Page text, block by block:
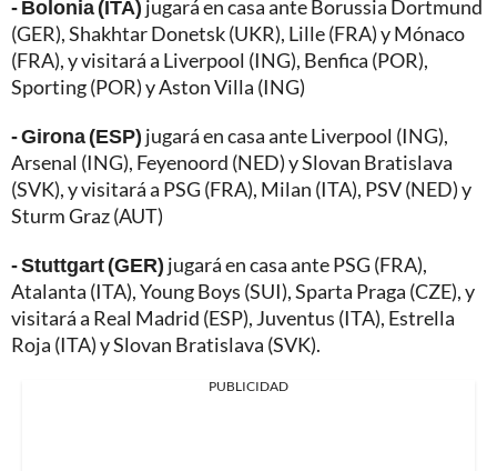
- Bolonia (ITA) jugará en casa ante Borussia Dortmund
(GER), Shakhtar Donetsk (UKR), Lille (FRA) y Mónaco
(FRA), y visitará a Liverpool (ING), Benfica (POR),
Sporting (POR) y Aston Villa (ING)
- Girona (ESP) jugará en casa ante Liverpool (ING),
Arsenal (ING), Feyenoord (NED) y Slovan Bratislava
(SVK), y visitará a PSG (FRA), Milan (ITA), PSV (NED) y
Sturm Graz (AUT)
- Stuttgart (GER) jugará en casa ante PSG (FRA),
Atalanta (ITA), Young Boys (SUI), Sparta Praga (CZE), y
visitará a Real Madrid (ESP), Juventus (ITA), Estrella
Roja (ITA) y Slovan Bratislava (SVK).
PUBLICIDAD